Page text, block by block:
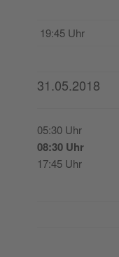
19:45 Uhr
31.05.2018
05:30 Uhr
08:30 Uhr
17:45 Uhr